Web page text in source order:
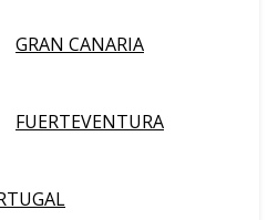
GRAN CANARIA
FUERTEVENTURA